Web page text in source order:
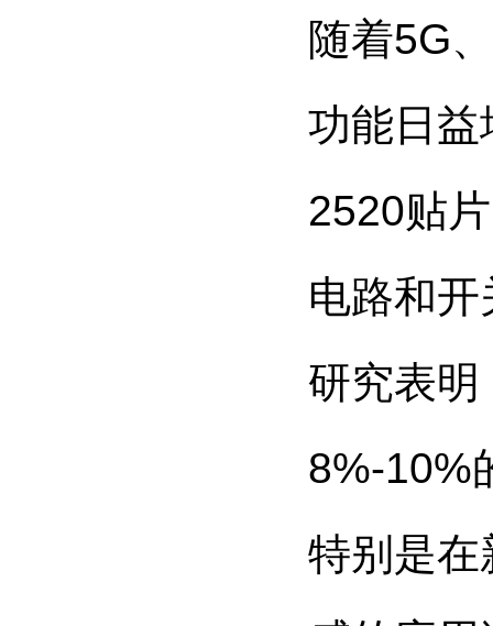
随着5G
功能日益
2520贴
电路和
研究表明
8%-10%
特别是在